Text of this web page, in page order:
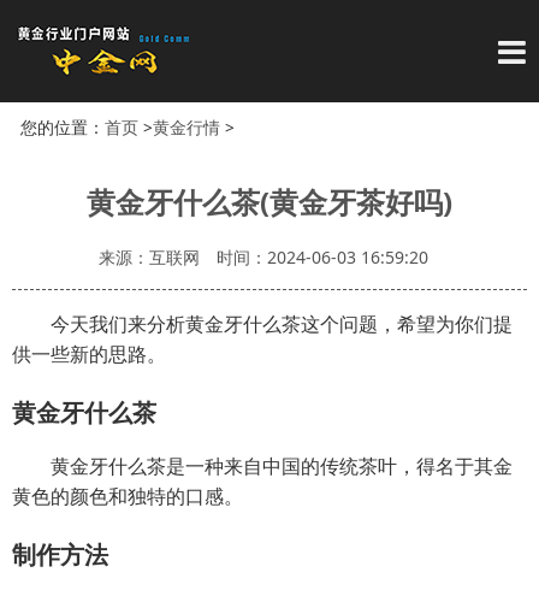
导
您的位置： 首页>黄金行情>
黄金牙什么茶(黄金牙茶好吗)
来源：互联网 时间：2024-06-03 16:59:20
今天我们来分析黄金牙什么茶这个问题，希望为你们提
供一些新的思路。
黄金牙什么茶
黄金牙什么茶是一种来自中国的传统茶叶，得名于其金
黄色的颜色和独特的口感。
制作方法